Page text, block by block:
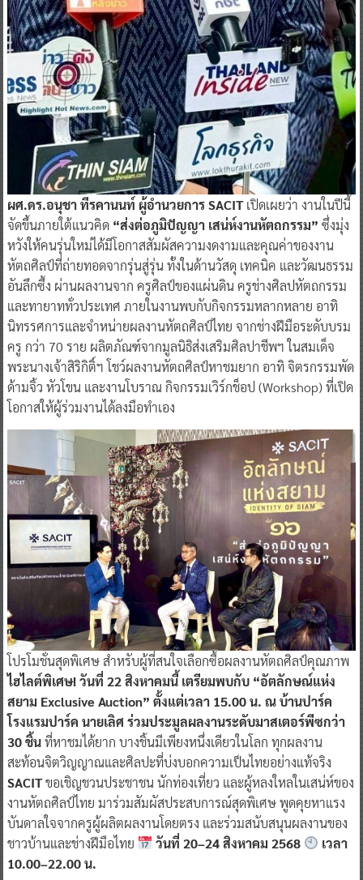
ผศ.ดร.อนุชา ทีรคานนท์ ผู้อำนวยการ SACITเปิดเผยว่า งานในปีนี้
จัดขึ้นภายใต้แนวคิด“ส่งต่อภูมิปัญญา เสน่ห์งานหัตถกรรม” ซึ่งมุ่ง
หวังให้คนรุ่นใหม่ได้มีโอกาสสัมผัสความงดงามและคุณค่าของงาน
หัตถศิลป์ที่ถ่ายทอดจากรุ่นสู่รุ่น ทั้งในด้านวัสดุ เทคนิค และวัฒนธรรม
อันลึกซึ้ง ผ่านผลงานจาก ครูศิลป์ของแผ่นดิน ครูช่างศิลปหัตถกรรม
และทายาททั่วประเทศ ภายในงานพบกับกิจกรรมหลากหลาย อาทิ
นิทรรศการและจำหน่ายผลงานหัตถศิลป์ไทย จากช่างฝีมือระดับบรม
ครู กว่า 70 ราย ผลิตภัณฑ์จากมูลนิธิส่งเสริมศิลปาชีพฯ ในสมเด็จ
พระนางเจ้าสิริกิติ์ฯ โชว์ผลงานหัตถศิลป์หาชมยาก อาทิ จิตรกรรมพัด
ด้ามจิ้ว หัวโขน และงานโบราณ กิจกรรมเวิร์กช็อป (Workshop) ที่เปิด
โอกาสให้ผู้ร่วมงานได้ลงมือทำเอง
โปรโมชั่นสุดพิเศษ สำหรับผู้ที่สนใจเลือกซื้อผลงานหัตถศิลป์คุณภาพ
ไฮไลต์พิเศษ! วันที่ 22 สิงหาคมนี้ เตรียมพบกับ “อัตลักษณ์แห่ง
สยาม Exclusive Auction” ตั้งแต่เวลา 15.00 น. ณ บ้านปาร์ค
โรงแรมปาร์ค นายเลิศ ร่วมประมูลผลงานระดับมาสเตอร์พีซกว่า
30 ชิ้นที่หาชมได้ยาก บางชิ้นมีเพียงหนึ่งเดียวในโลก ทุกผลงาน
สะท้อนจิตวิญญาณและศิลปะที่บ่งบอกความเป็นไทยอย่างแท้จริง
SACITขอเชิญชวนประชาชน นักท่องเที่ยว และผู้หลงใหลในเสน่ห์ของ
งานหัตถศิลป์ไทย มาร่วมสัมผัสประสบการณ์สุดพิเศษ พูดคุยหาแรง
บันดาลใจจากครูผู้ผลิตผลงานโดยตรง และร่วมสนับสนุนผลงานของ
ชาวบ้านและช่างฝีมือไทย
วันที่ 20–24 สิงหาคม 2568
เวลา
10.00–22.00 น.